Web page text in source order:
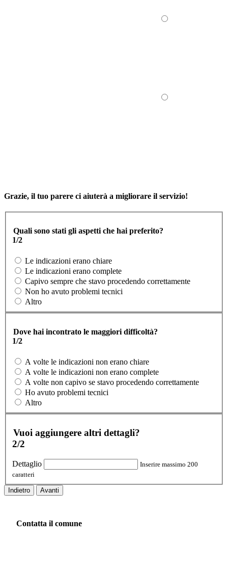
Grazie, il tuo parere ci aiuterà a migliorare il servizio!
Quali sono stati gli aspetti che hai preferito?
1/2
Le indicazioni erano chiare
Le indicazioni erano complete
Capivo sempre che stavo procedendo correttamente
Non ho avuto problemi tecnici
Altro
Dove hai incontrato le maggiori difficoltà?
1/2
A volte le indicazioni non erano chiare
A volte le indicazioni non erano complete
A volte non capivo se stavo procedendo correttamente
Ho avuto problemi tecnici
Altro
Vuoi aggiungere altri dettagli?
2/2
Dettaglio
Inserire massimo 200
caratteri
Indietro Avanti
Contatta il comune